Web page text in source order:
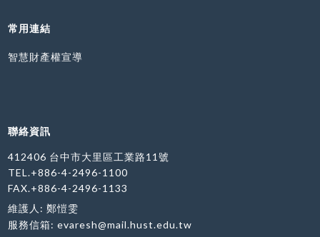
常用連結
智慧財產權宣導
聯絡資訊
412406 台中市大里區工業路11號
TEL.+886-4-2496-1100
FAX.+886-4-2496-1133
維護人: 鄭愷雯
服務信箱:evaresh@mail.hust.edu.tw